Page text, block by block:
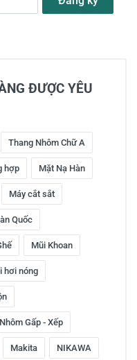
ĐƯỢC YÊU
Thang Nhôm Chữ A
hợp Mặt Nạ Hàn
Máy cắt sắt
Quốc
Mũi Khoan
hơi nóng
Gấp - Xếp
Makita NIKAWA